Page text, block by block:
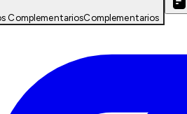
ComplementariosComplementarios